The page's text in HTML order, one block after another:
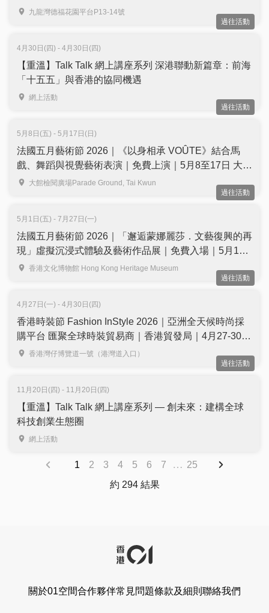
九龍灣德福花園平台P13-14號
過往活動
4月30日(四) - 4月30日(四)
【重溫】Talk Talk 網上講座系列 深港聯動新篇章：前海
「十五五」與香港的協同機遇
網上活動
過往活動
5月8日(五) - 5月17日(日)
法國五月藝術節 2026｜《以身相承 VOÛTE》結合馬
戲、舞蹈與視覺藝術表演｜免費上演｜5月8至17日 大館
檢閱廣場
大館檢閱廣場Parade Ground, Tai Kwun
過往活動
5月1日(五) - 7月27日(一)
法國五月藝術節 2026｜「邂逅蒙娜麗莎．文藝復興的再
現」虛擬沉浸式體驗及藝術作品展｜免費入場｜5月1日
至7月27日 香港文化博物館
香港文化博物館 Hong Kong Heritage Museum
過往活動
4月27日(一) - 4月30日(四)
香港時裝節 Fashion InStyle 2026｜亞洲全天候時尚採
購平台 匯聚全球時裝貿易商｜香港貿發局｜4月27-30日
｜免費登記入場
香港灣仔博覽道一號（港灣道入口）
過往活動
11月20日(四) - 11月20日(四)
【重溫】Talk Talk 網上講座系列 — 創未來：建構全球
科技創業生態圈
網上活動
1 2 3 4 5 6 7 … 25
約 294 結果
關於01空間合作夥伴常見問題條款及細則 聯絡我們